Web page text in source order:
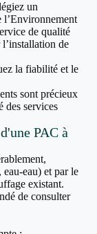
un
l’Environnement
de qualité
de
la fiabilité et le
sont précieux
des services
PAC à
eau) et par le
existant.
de consulter